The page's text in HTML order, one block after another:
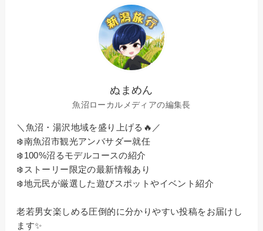
ぬまめん
魚沼ローカルメディアの編集長
＼魚沼・湯沢地域を盛り上げる🔥／
❄️南魚沼市観光アンバサダー就任
❄️100%沼るモデルコースの紹介
❄️ストーリー限定の最新情報あり
❄️地元民が厳選した遊びスポットやイベント紹介
老若男女楽しめる圧倒的に分かりやすい投稿をお届けし
ます✨